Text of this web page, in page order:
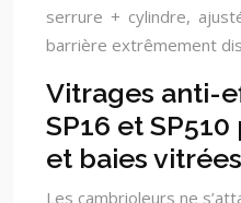
serrure + cylindre,
barrière extrêmement
Vitrages anti-
SP16 et
et baies vitrées
Les cambrioleurs ne